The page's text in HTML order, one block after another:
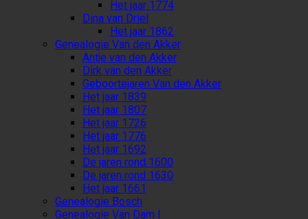
Het jaar 1774
Dina van Driel
Het jaar 1862
Genealogie Van den Akker
Antje van den Akker
Dirk van den Akker
Geboortejaren Van den Akker
Het jaar 1839
Het jaar 1807
Het jaar 1726
Het jaar 1776
Het jaar 1692
De jaren rond 1600
De jaren rond 1630
Het jaar 1661
Genealogie Bosch
Genealogie Van Dam I